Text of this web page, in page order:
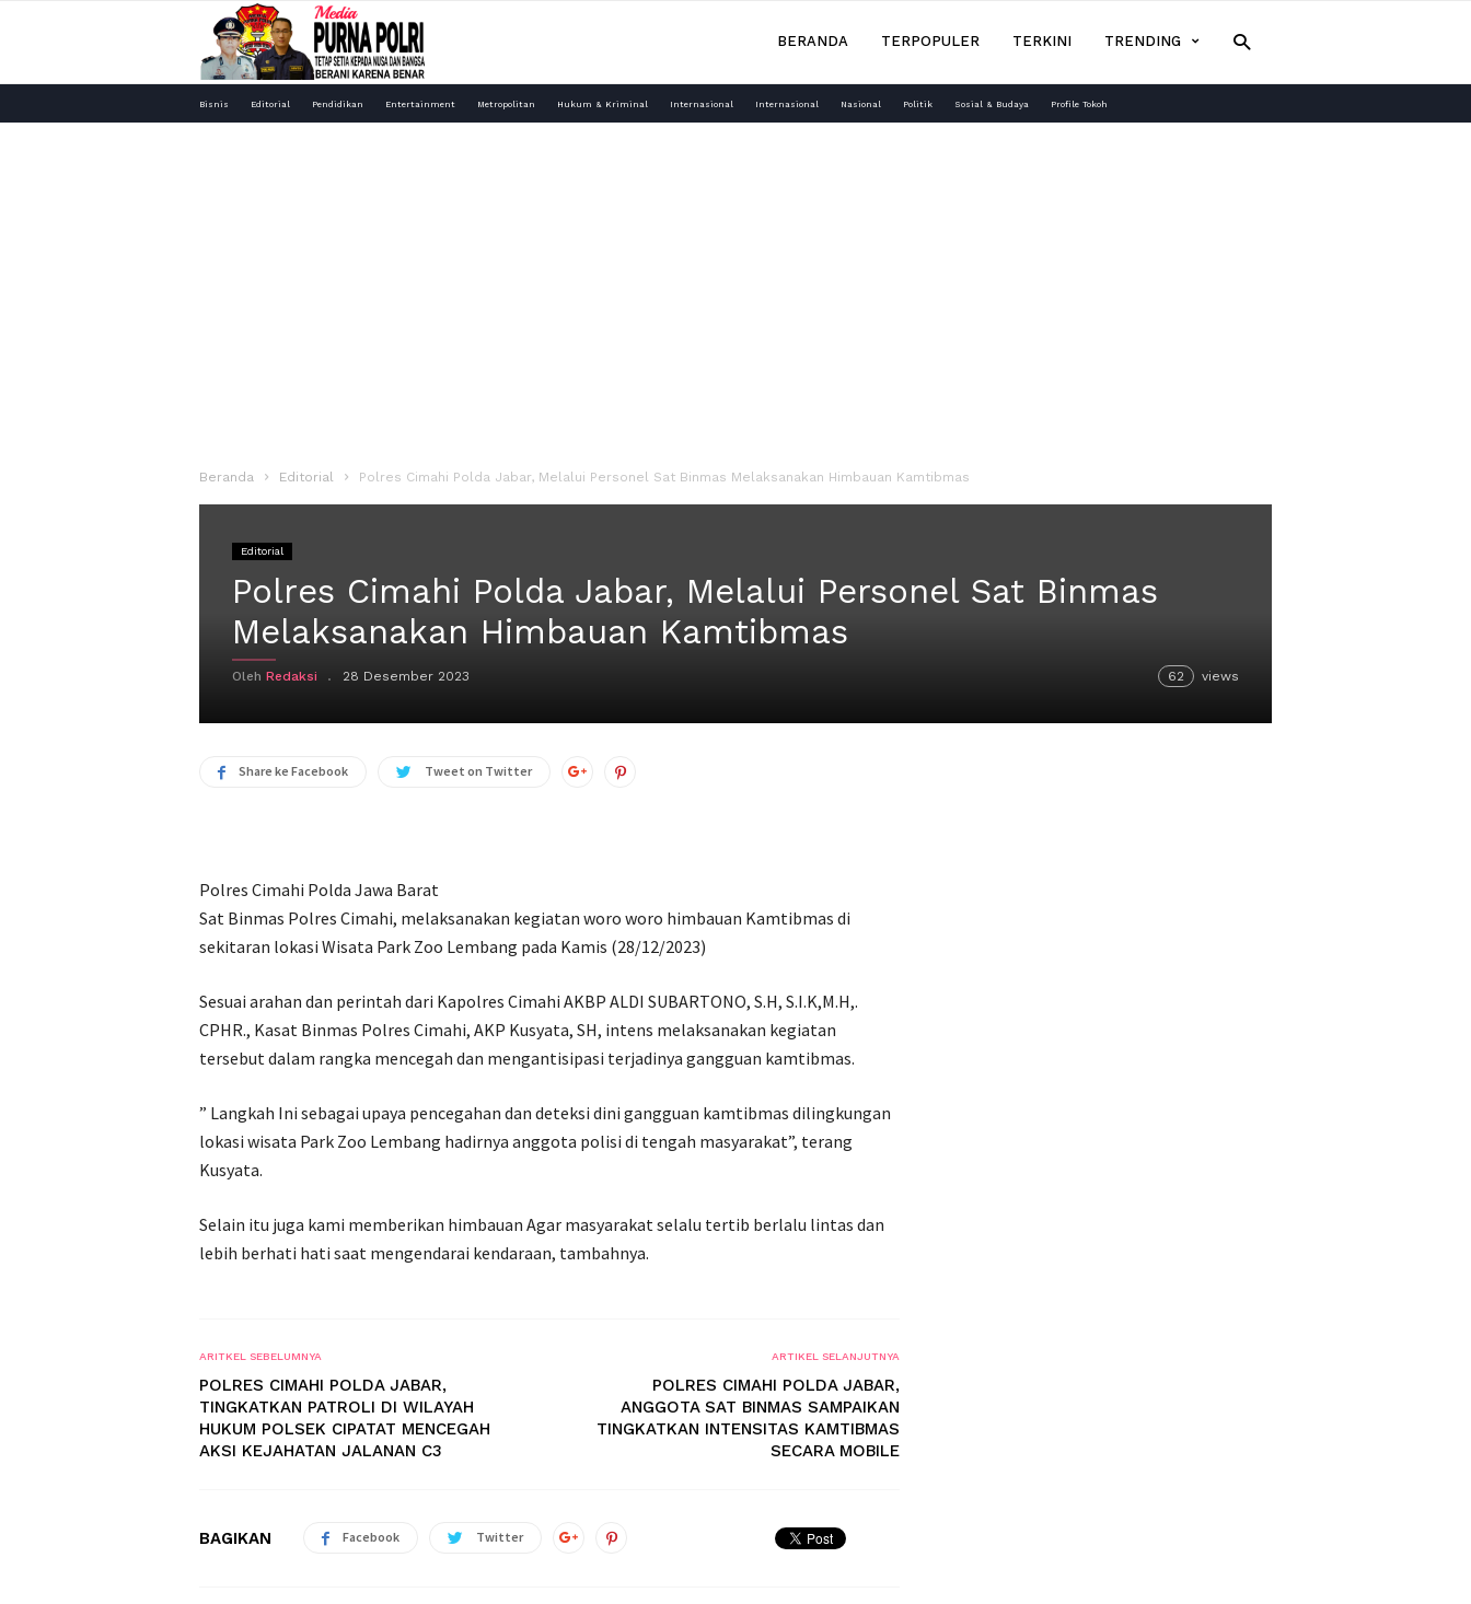
Purna
BERANDA TERPOPULER TERKINI TRENDING
Bisnis Editorial Pendidikan Entertainment Metropolitan Hukum & Kriminal Internasional Internasional Nasional Politik Sosial & Budaya Profile Tokoh
Beranda Editorial Polres Cimahi Polda Jabar, Melalui Personel Sat Binmas Melaksanakan Himbauan Kamtibmas
Editorial
Polres Cimahi Polda Jabar, Melalui Personel Sat Binmas
Melaksanakan Himbauan Kamtibmas
Oleh Redaksi 28 Desember 2023 62 views
Share ke Facebook Tweet on Twitter
Polres Cimahi Polda Jawa Barat
Sat Binmas Polres Cimahi, melaksanakan kegiatan woro woro himbauan Kamtibmas di
sekitaran lokasi Wisata Park Zoo Lembang pada Kamis (28/12/2023)
Sesuai arahan dan perintah dari Kapolres Cimahi AKBP ALDI SUBARTONO, S.H, S.I.K,M.H,.
CPHR., Kasat Binmas Polres Cimahi, AKP Kusyata, SH, intens melaksanakan kegiatan
tersebut dalam rangka mencegah dan mengantisipasi terjadinya gangguan kamtibmas.
” Langkah Ini sebagai upaya pencegahan dan deteksi dini gangguan kamtibmas dilingkungan
lokasi wisata Park Zoo Lembang hadirnya anggota polisi di tengah masyarakat”, terang
Kusyata.
Selain itu juga kami memberikan himbauan Agar masyarakat selalu tertib berlalu lintas dan
lebih berhati hati saat mengendarai kendaraan, tambahnya.
ARITKEL SEBELUMNYA
POLRES CIMAHI POLDA JABAR,
TINGKATKAN PATROLI DI WILAYAH
HUKUM POLSEK CIPATAT MENCEGAH
AKSI KEJAHATAN JALANAN C3
ARTIKEL SELANJUTNYA
POLRES CIMAHI POLDA JABAR,
ANGGOTA SAT BINMAS SAMPAIKAN
TINGKATKAN INTENSITAS KAMTIBMAS
SECARA MOBILE
BAGIKAN Facebook Twitter